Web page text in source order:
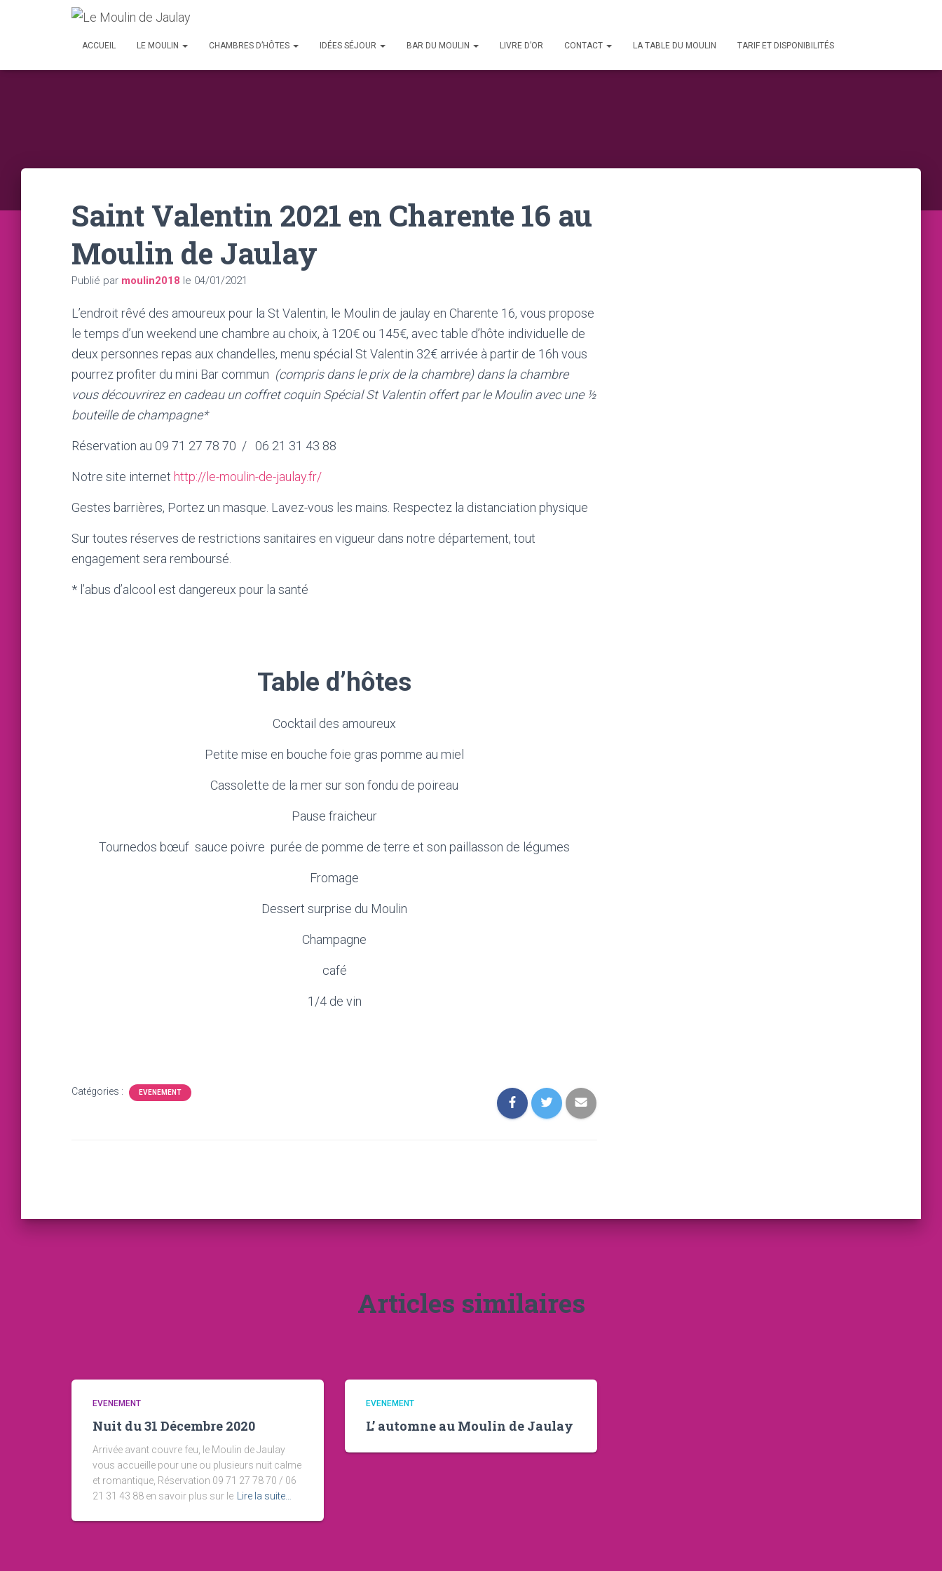
ACCUEIL LE MOULIN CHAMBRES D’HÔTES IDÉES SÉJOUR BAR DU MOULIN LIVRE D’OR CONTACT LA TABLE DU MOULIN TARIF ET DISPONIBILITÉS
Saint Valentin 2021 en Charente 16 au
Moulin de Jaulay
Publié par moulin2018 le 04/01/2021
L’endroit rêvé des amoureux pour la St Valentin, le Moulin de jaulay en Charente 16, vous propose
le temps d’un weekend une chambre au choix, à 120€ ou 145€, avec table d’hôte individuelle de
deux personnes repas aux chandelles, menu spécial St Valentin 32€ arrivée à partir de 16h vous
pourrez profiter du mini Bar commun (compris dans le prix de la chambre) dans la chambre
vous découvrirez en cadeau un coffret coquin Spécial St Valentin offert par le Moulin avec une ½
bouteille de champagne*
Réservation au 09 71 27 78 70 / 06 21 31 43 88
Notre site internet http://le-moulin-de-jaulay.fr/
Gestes barrières, Portez un masque. Lavez-vous les mains. Respectez la distanciation physique
Sur toutes réserves de restrictions sanitaires en vigueur dans notre département, tout
engagement sera remboursé.
* l’abus d’alcool est dangereux pour la santé
Table d’hôtes
Cocktail des amoureux
Petite mise en bouche foie gras pomme au miel
Cassolette de la mer sur son fondu de poireau
Pause fraicheur
Tournedos bœuf sauce poivre purée de pomme de terre et son paillasson de légumes
Fromage
Dessert surprise du Moulin
Champagne
café
1/4 de vin
Catégories : EVENEMENT
Articles similaires
EVENEMENT
Nuit du 31 Décembre 2020
Arrivée avant couvre feu, le Moulin de Jaulay
vous accueille pour une ou plusieurs nuit calme
et romantique, Réservation 09 71 27 78 70 / 06
21 31 43 88 en savoir plus sur le
Lire la suite…
EVENEMENT
L’ automne au Moulin de Jaulay